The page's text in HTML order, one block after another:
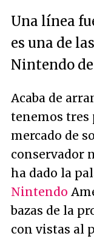
Una línea
es una de
Nintendo
Acaba de
tenemos tres
mercado de
conservador
ha dado la
Nintendo
bazas de la
con vistas al